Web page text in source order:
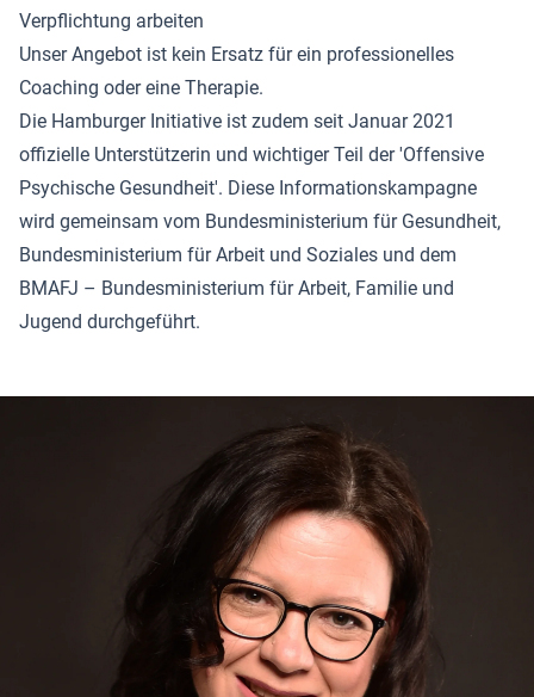
Verpflichtung arbeiten
Unser Angebot ist kein Ersatz für ein professionelles
Coaching oder eine Therapie.
Die Hamburger Initiative ist zudem seit Januar 2021
offizielle Unterstützerin und wichtiger Teil der 'Offensive
Psychische Gesundheit'. Diese Informationskampagne
wird gemeinsam vom Bundesministerium für Gesundheit,
Bundesministerium für Arbeit und Soziales und dem
BMAFJ – Bundesministerium für Arbeit, Familie und
Jugend durchgeführt.